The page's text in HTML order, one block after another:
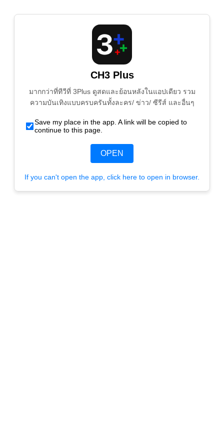
CH3 Plus
มากกว่าที่ทีวีที่ 3Plus ดูสดและย้อนหลังในแอปเดียว รวม
ความบันเทิงแบบครบครันทั้งละคร/ ข่าว/ ซีรีส์ และอื่นๆ
Save my place in the app. A link will be copied to
continue to this page.
OPEN
If you can't open the app, click here to open in browser.